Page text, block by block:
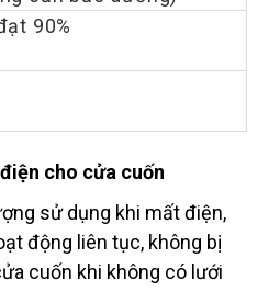
90%
cho cửa cuốn
sử dụng khi mất điện,
động liên tục, không bị
cuốn khi không có lưới